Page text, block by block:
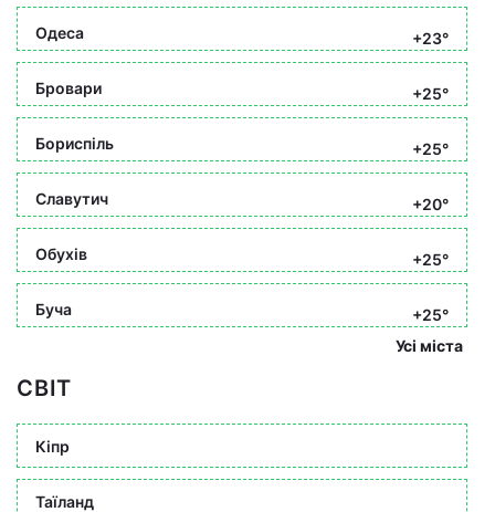
Одеса +23°
Бровари +25°
Бориспіль +25°
Славутич +20°
Обухів +25°
Буча
+25°
Усі міста
СВІТ
Кіпр
Таїланд